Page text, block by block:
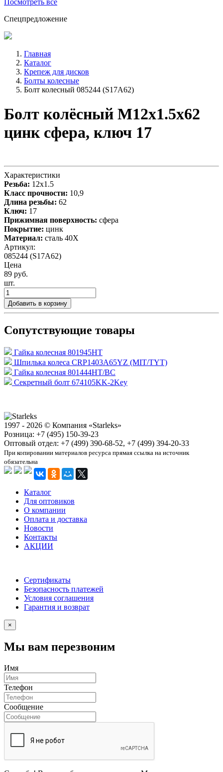
Посмотреть все
Спецпредложение
Главная
Каталог
Крепеж для дисков
Болты колесные
Болт колесный 085244 (S17A62)
Болт колёсный М12x1.5x62
цинк сфера, ключ 17
Характеристики
Резьба: 12x1.5
Класс прочности: 10,9
Длина резьбы: 62
Ключ: 17
Прижимная поверхность: сфера
Покрытие: цинк
Материал: сталь 40X
Артикул:
085244 (S17A62)
Цена
89 руб.
шт.
Добавить в корзину
Сопутствующие товары
Гайка колесная 801945HT
Шпилька колеса CRP1403A65YZ (MIT/TYT)
Гайка колесная 801444HT/BC
Секретный болт 674105KK-2Key
1997 - 2026 © Компания «Starleks»
Розница: +7 (495) 150-39-23
Оптовый отдел: +7 (499) 390-68-52, +7 (499) 394-20-33
При копировании материалов ресурса прямая ссылка на источник
обязательна
Каталог
Для оптовиков
О компании
Оплата и доставка
Новости
Контакты
АКЦИИ
Сертификаты
Безопасность платежей
Условия соглашения
Гарантия и возврат
×
Мы вам перезвоним
Имя
Телефон
Сообщение